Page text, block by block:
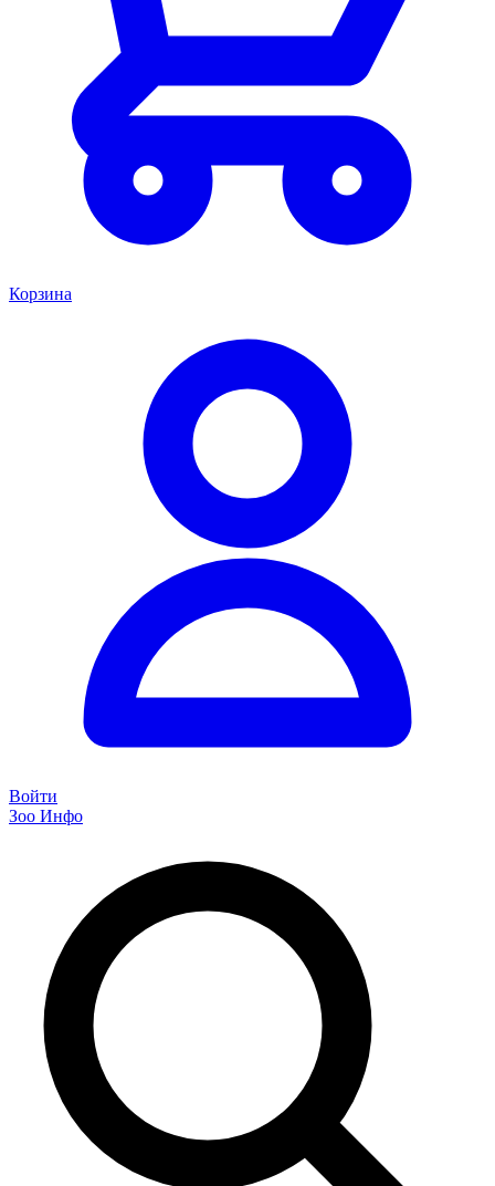
Корзина
Войти
Зоо Инфо